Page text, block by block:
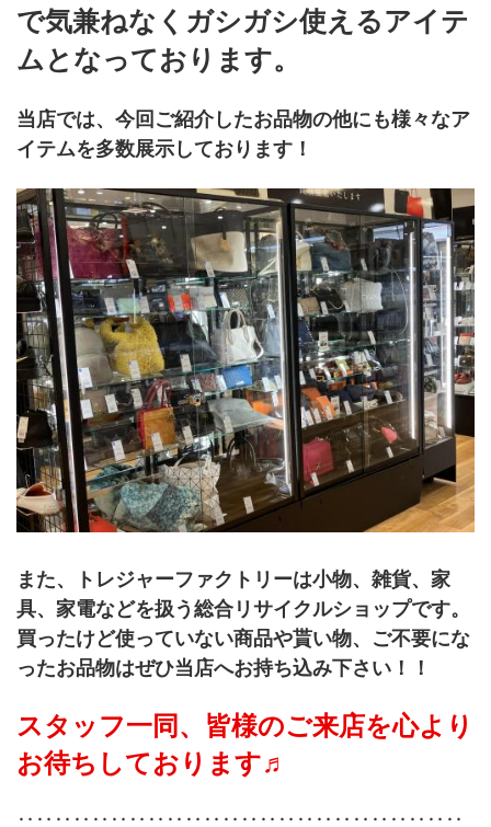
で気兼ねなくガシガシ使えるアイテ
ムとなっております。
当店では、今回ご紹介したお品物の他にも様々なア
イテムを多数展示しております！
また、トレジャーファクトリーは小物、雑貨、家
具、家電などを扱う総合リサイクルショップです。
買ったけど使っていない商品や貰い物、ご不要にな
ったお品物はぜひ当店へお持ち込み下さい！！
スタッフ一同、皆様のご来店を心より
お待ちしております♬
‥‥‥‥‥‥‥‥‥‥‥‥‥‥‥‥‥‥‥‥‥‥‥‥